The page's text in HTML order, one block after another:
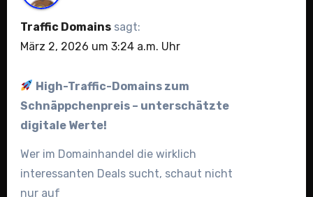
Traffic Domains sagt:
März 2, 2026 um 3:24 a.m. Uhr
High-Traffic-Domains zum
Schnäppchenpreis – unterschätzte
digitale Werte!
Wer im Domainhandel die wirklich
interessanten Deals sucht, schaut nicht
nur auf